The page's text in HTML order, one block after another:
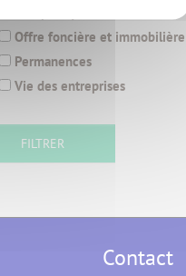
Offre foncière et immobilière
Permanences
Vie des entreprises
Contact